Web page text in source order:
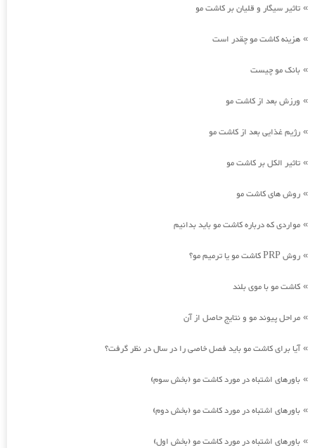
» تاثیر سیگار و قلیان بر کاشت مو
» هزینه کاشت مو چقدر است
» بانک مو چیست
» ورزش بعد از کاشت مو
» رژیم غذایی بعد از کاشت مو
» تاثیر الکل بر کاشت مو
» روش های کاشت مو
» مواردی که درباره کاشت مو باید بدانیم
» روش PRP کاشت مو یا ترمیم مو؟
» کاشت مو با موی بلند
» مراحل پیوند مو و نتایج حاصل از آن
»آیا برای کاشت مو باید فصل خاصی را در سال در نظر گرفت؟
» باورهای اشتباه در مورد کاشت مو (بخش سوم)
» باورهای اشتباه در مورد کاشت مو (بخش دوم)
» باورهای اشتباه در مورد کاشت مو (بخش اول)